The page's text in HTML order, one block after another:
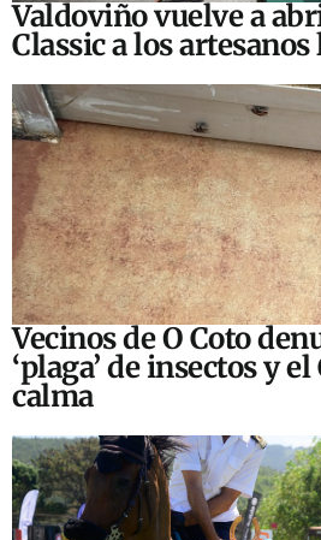
Valdoviño vuelve a
Classic a los artesanos
Vecinos de O Coto
‘plaga’ de insectos y
calma